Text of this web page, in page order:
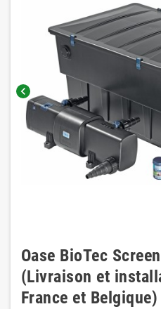
chevron_left
Oase BioTec
(Livraison et
France et Belgique)